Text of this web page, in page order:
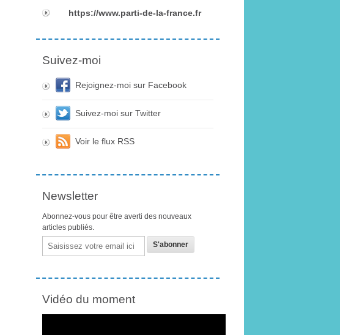
https://www.parti-de-la-france.fr
Suivez-moi
Rejoignez-moi sur Facebook
Suivez-moi sur Twitter
Voir le flux RSS
Newsletter
Abonnez-vous pour être averti des nouveaux
articles publiés.
Email
Vidéo du moment